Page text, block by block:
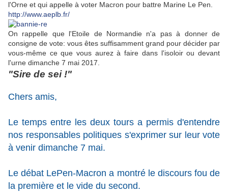
l'Orne et qui appelle à voter Macron pour battre Marine Le Pen.
http://www.aeplb.fr/
On rappelle que l'Etoile de Normandie n'a pas à donner de
consigne de vote: vous êtes suffisamment grand pour décider par
vous-même ce que vous aurez à faire dans l'isoloir ou devant
l'urne dimanche 7 mai 2017.
"Sire de sei !"
Chers amis,
Le temps entre les deux tours a permis d'entendre
nos responsables politiques s'exprimer sur leur vote
à venir dimanche 7 mai.
Le débat LePen-Macron a montré le discours fou de
la première et le vide du second.